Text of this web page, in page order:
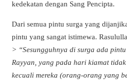
kedekatan dengan Sang Pencipta.
Dari semua pintu surga yang
> “Sesungguhnya di surga ada
Rayyan, yang pada hari kiamat
kecuali mereka (orang-orang yang